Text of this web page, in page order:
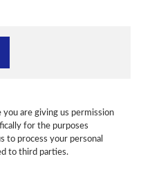
are giving us permission
for the purposes
to process your personal
to third parties.